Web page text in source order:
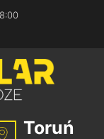
Toruń